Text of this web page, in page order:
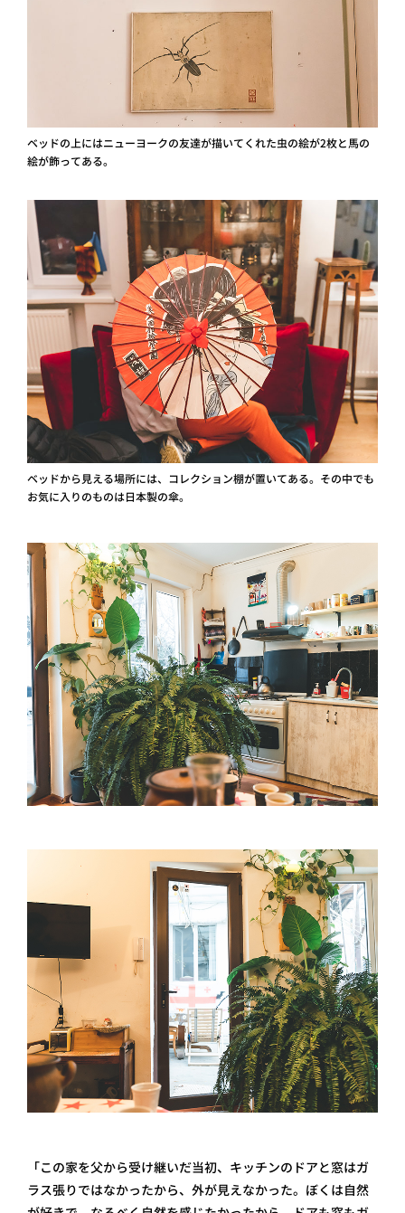
ベッドの上にはニューヨークの友達が描いてくれた虫の絵が2枚と馬の
絵が飾ってある。
ベッドから見える場所には、コレクション棚が置いてある。その中でも
お気に入りのものは日本製の傘。
「この家を父から受け継いだ当初、キッチンのドアと窓はガ
ラス張りではなかったから、外が見えなかった。ぼくは自然